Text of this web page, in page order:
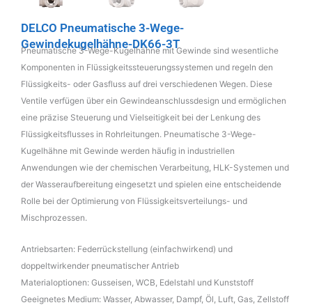
DELCO Pneumatische 3-Wege-
Gewindekugelhähne-DK66-3T
Pneumatische 3-Wege-Kugelhähne mit Gewinde sind wesentliche
Komponenten in Flüssigkeitssteuerungssystemen und regeln den
Flüssigkeits- oder Gasfluss auf drei verschiedenen Wegen. Diese
Ventile verfügen über ein Gewindeanschlussdesign und ermöglichen
eine präzise Steuerung und Vielseitigkeit bei der Lenkung des
Flüssigkeitsflusses in Rohrleitungen. Pneumatische 3-Wege-
Kugelhähne mit Gewinde werden häufig in industriellen
Anwendungen wie der chemischen Verarbeitung, HLK-Systemen und
der Wasseraufbereitung eingesetzt und spielen eine entscheidende
Rolle bei der Optimierung von Flüssigkeitsverteilungs- und
Mischprozessen.
Antriebsarten: Federrückstellung (einfachwirkend) und
doppeltwirkender pneumatischer Antrieb
Materialoptionen: Gusseisen, WCB, Edelstahl und Kunststoff
Geeignetes Medium: Wasser, Abwasser, Dampf, Öl, Luft, Gas, Zellstoff